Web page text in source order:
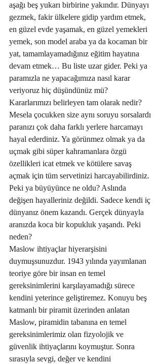
aşağı beş yukarı birbirine yakındır. Dünyayı
gezmek, fakir ülkelere gidip yardım etmek,
en güzel evde yaşamak, en güzel yemekleri
yemek, son model araba ya da kocaman bir
yat, tamamlayamadığınız eğitim hayatına
devam etmek… Bu liste uzar gider. Peki ya
paramızla ne yapacağımıza nasıl karar
veriyoruz hiç düşündünüz mü?
Kararlarımızı belirleyen tam olarak nedir?
Mesela çocukken size aynı soruyu sorsalardı
paranızı çok daha farklı yerlere harcamayı
hayal ederdiniz. Ya görünmez olmak ya da
uçmak gibi süper kahramanlara özgü
özellikleri icat etmek ve kötülere savaş
açmak için tüm servetinizi harcayabilirdiniz.
Peki ya büyüyünce ne oldu? Aslında
değişen hayalleriniz değildi. Sadece kendi iç
dünyanız önem kazandı. Gerçek dünyayla
aranızda koca bir kopukluk yaşandı. Peki
neden?
Maslow ihtiyaçlar hiyerarşisini
duymuşsunuzdur. 1943 yılında yayımlanan
teoriye göre bir insan en temel
gereksinimlerini karşılayamadığı sürece
kendini yeterince geliştiremez. Konuyu beş
katmanlı bir piramit üzerinden anlatan
Maslow, piramidin tabanına en temel
gereksinimlerimiz olan fizyolojik ve
güvenlik ihtiyaçlarını koymuştur. Sonra
sırasıyla sevgi, değer ve kendini